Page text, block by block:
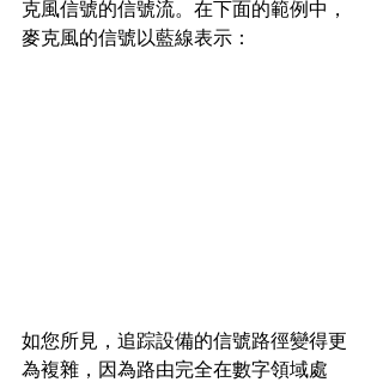
克風信號的信號流。在下面的範例中，
麥克風的信號以藍線表示：
如您所見，追踪設備的信號路徑變得更
為複雜，因為路由完全在數字領域處